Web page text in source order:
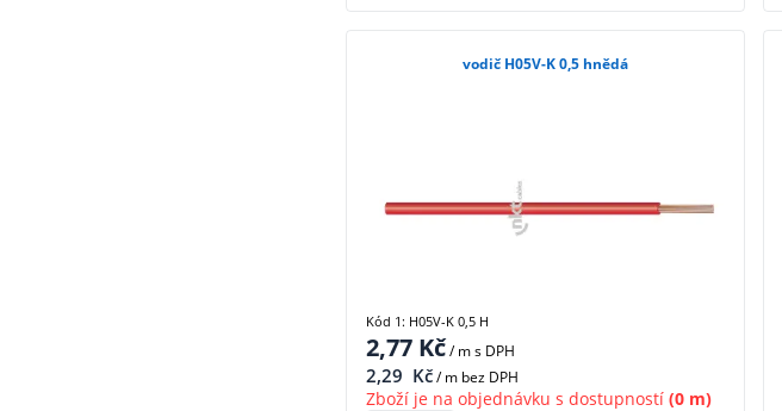
vodič H05V-K 0,5 hnědá
2,77 Kč/ ms DPH
2,29 Kč/ m bez DPH
Zboží je na objednávku s dostupností (0 m)
Kód 1: H05V-K 0,5 H